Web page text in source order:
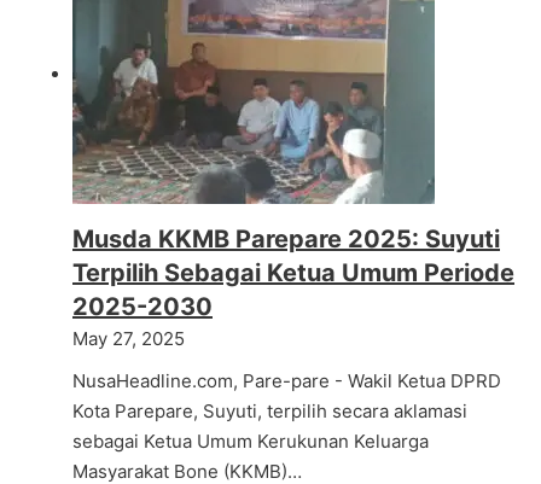
Musda KKMB Parepare 2025: Suyuti
Terpilih Sebagai Ketua Umum Periode
2025-2030
May 27, 2025
NusaHeadline.com, Pare-pare - Wakil Ketua DPRD
Kota Parepare, Suyuti, terpilih secara aklamasi
sebagai Ketua Umum Kerukunan Keluarga
Masyarakat Bone (KKMB)…